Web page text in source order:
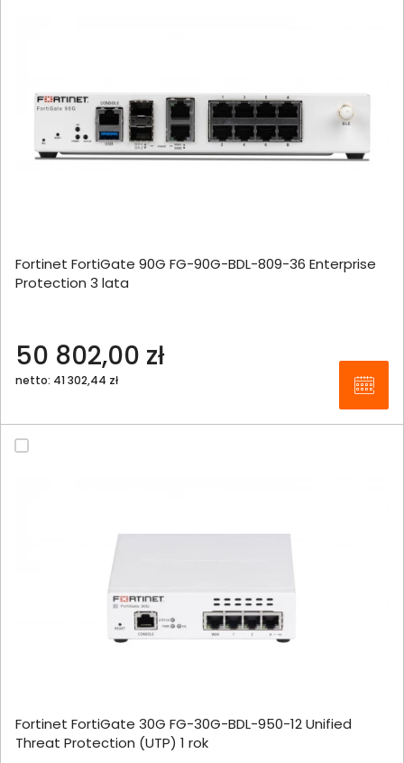
Fortinet FortiGate 90G FG-90G-BDL-809-36 Enterprise
Protection 3 lata
50 802,00 zł
netto: 41 302,44 zł
Fortinet FortiGate 30G FG-30G-BDL-950-12 Unified
Threat Protection (UTP) 1 rok